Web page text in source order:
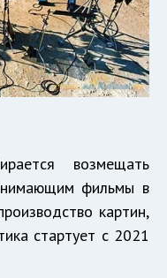
возмещать
фильмы в
картин,
стартует с 2021